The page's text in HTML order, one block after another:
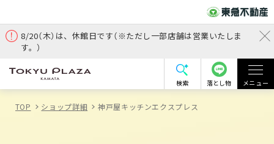
8/20（木）は、休館日です（※ただし一部店舗は営業いたしま
す。）
検索 落とし物 メニュー
TOP ショップ詳細 神戸屋キッチンエクスプレス